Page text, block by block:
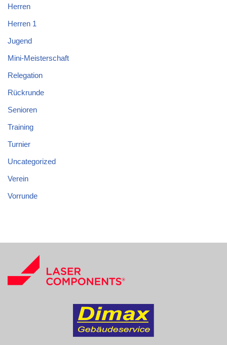
Herren
Herren 1
Jugend
Mini-Meisterschaft
Relegation
Rückrunde
Senioren
Training
Turnier
Uncategorized
Verein
Vorrunde